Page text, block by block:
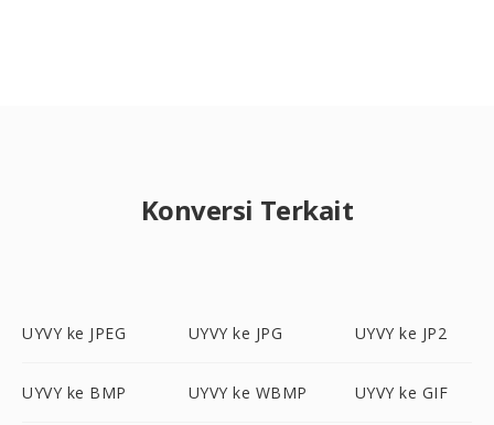
Konversi Terkait
UYVY ke JPEG UYVY ke JPG UYVY ke JP2
UYVY ke BMP UYVY ke WBMP UYVY ke GIF